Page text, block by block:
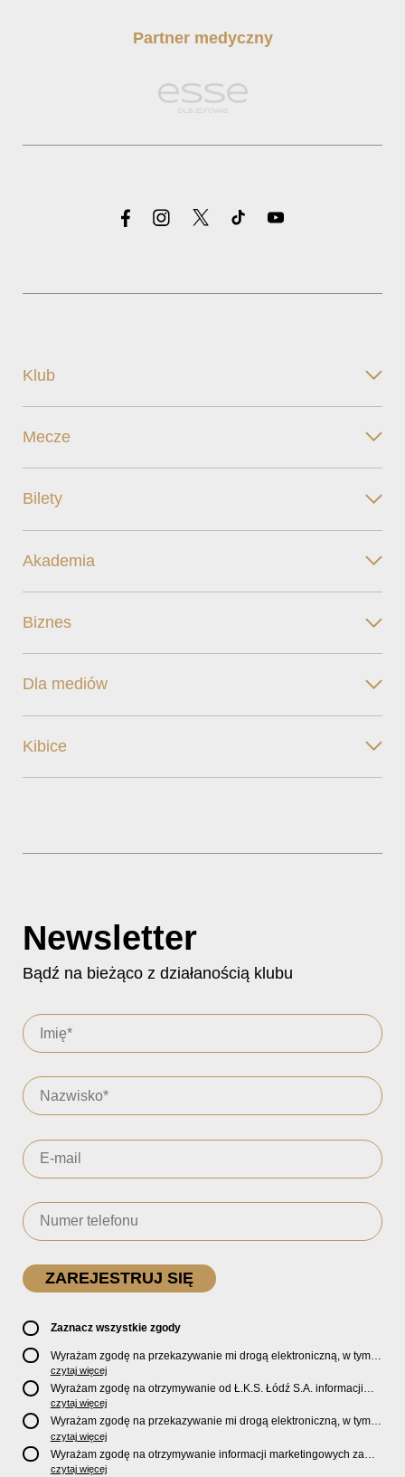
Partner medyczny
Klub
Mecze
Bilety
Akademia
Biznes
Dla mediów
Kibice
Newsletter
Bądź na bieżąco z działanością klubu
Zaznacz wszystkie zgody
Wyrażam zgodę na przekazywanie mi drogą elektroniczną, w tym
pocztą e-mail, oficjalnego newslettera oraz informacji o zniżkach,
promocjach, nowościach, biletach, karnetach, ofercie sklepu U2
Store oraz serwisu bilety.lkslodz.pl i innych produktach oraz
usługach oferowanych przez Ł.K.S. Łódź S.A.
czytaj więcej
Wyrażam zgodę na otrzymywanie od Ł.K.S. Łódź S.A. informacji
marketingowych dotyczących działalności spółki, ofert, wydarzeń i
produktów za pośrednictwem wiadomości SMS oraz połączeń
telefonicznych.
czytaj więcej
Wyrażam zgodę na przekazywanie mi drogą elektroniczną, w tym
pocztą e-mail, informacji handlowych i marketingowych o
produktach, usługach i działalnościSponsorów i PartnerówŁ.K.S.
Łódź S.A.
czytaj więcej
Wyrażam zgodę na otrzymywanie informacji marketingowych za
pośrednictwem wiadomości SMS oraz połączeń telefonicznych
czytaj więcej